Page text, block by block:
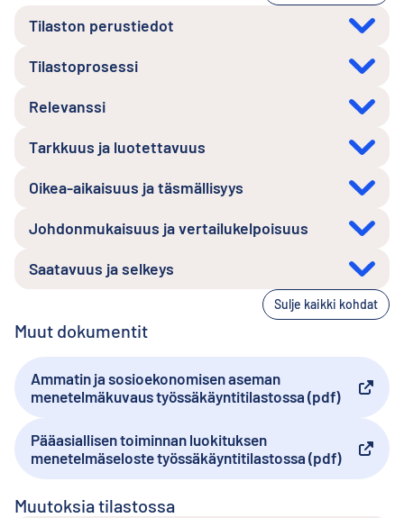
Tilaston perustiedot
Tilastoprosessi
Relevanssi
Tarkkuus ja luotettavuus
Oikea-aikaisuus ja täsmällisyys
Johdonmukaisuus ja vertailukelpoisuus
Saatavuus ja selkeys
Sulje kaikki kohdat
Muut dokumentit
Ammatin ja sosioekonomisen aseman
menetelmäkuvaus työssäkäyntitilastossa (pdf)
Ulkoinen linkki
Pääasiallisen toiminnan luokituksen
menetelmäseloste työssäkäyntitilastossa (pdf)
Ulkoinen linkki
Muutoksia tilastossa